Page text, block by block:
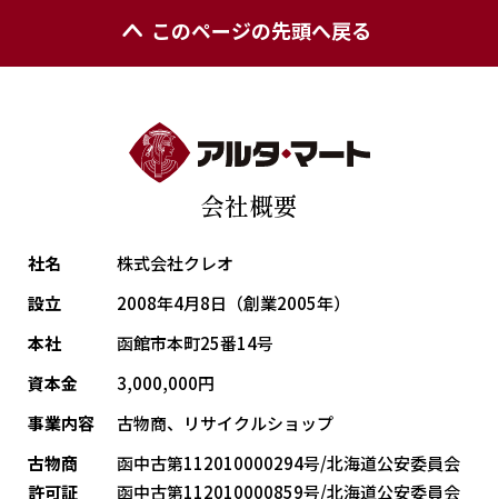
このページの先頭へ戻る
会社概要
社名
株式会社クレオ
設立
2008年4月8日（創業2005年）
本社
函館市本町25番14号
資本金
3,000,000円
事業内容
古物商、リサイクルショップ
古物商
許可証
函中古第112010000294号/北海道公安委員会
函中古第112010000859号/北海道公安委員会